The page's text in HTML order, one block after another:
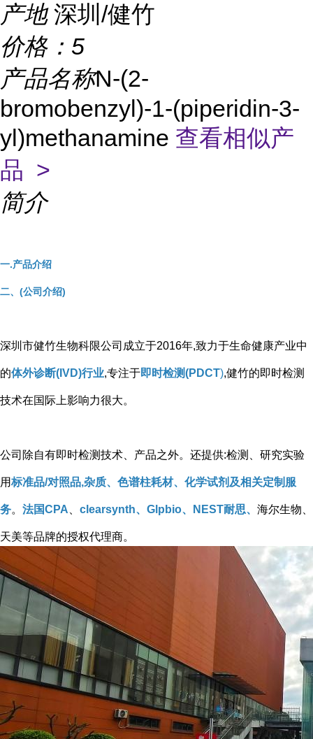
产地 深圳/健竹
价格： 5
产品名称N-(2-
bromobenzyl)-1-(piperidin-3-
yl)methanamine 查看相似产
品 >
简介
一.产品介绍
二、(公司介绍)
深圳市健竹生物科限公司成立于2016年,致力于生命健康产业中
的体外诊断(IVD)行业,专注于即时检测(PDCT),健竹的即时检测
技术在国际上影响力很大。
公司除自有即时检测技术、产品之外。还提供:检测、研究实验
用标准品/对照品,杂质、色谱柱耗材、化学试剂及相关定制服
务。 法国CPA clearsynth、Glpbio、NEST耐思、 海尔生物、
天美等品牌的授权代理商。